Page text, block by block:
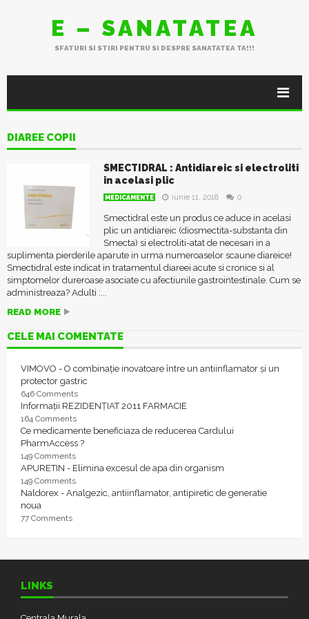
E – SANATATEA
SFATURI SI STIRI PENTRU SI DESPRE SANATATEA TA!!!
DIAREE COPII
SMECTIDRAL : Antidiareic si electroliti
in acelasi plic
MEDICAMENTE iunie 11, 2018 0
Smectidral este un produs ce aduce in acelasi
plic un antidiareic (diosmectita-substanta din
Smecta) si electroliti-atat de necesari in a
suplimenta pierderile aparute in urma numeroaselor scaune diareice!
Smectidral este indicat in tratamentul diareei acute si cronice si al
simptomelor dureroase asociate cu afectiunile gastrointestinale. Cum se
administreaza? Adulti :...
READ MORE
CELE MAI COMENTATE
VIMOVO - O combinație inovatoare între un antiinflamator și un
protector gastric
646 Comments
Informații REZIDENȚIAT 2011 FARMACIE
164 Comments
Ce medicamente beneficiaza de reducerea Cardului
PharmAccess ?
149 Comments
APURETIN - Elimina excesul de apa din organism
149 Comments
Naldorex - Analgezic, antiinflamator, antipiretic de generatie
noua
77 Comments
LINKS